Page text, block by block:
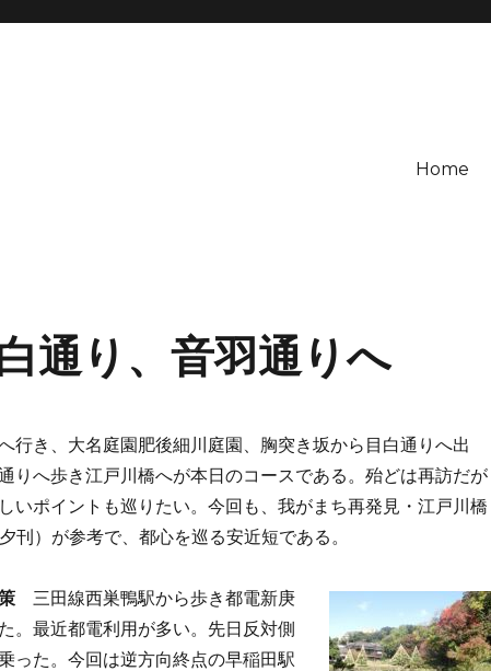
Home
通り、音羽通りへ
行き、大名庭園肥後細川庭園、胸突き坂から目白通りへ出
りへ歩き江戸川橋へが本日のコースである。殆どは再訪だが
いポイントも巡りたい。今回も、我がまち再発見・江戸川橋
刊）が参考で、都心を巡る安近短である。
三田線西巣鴨駅から歩き都電新庚
。最近都電利用が多い。先日反対側
った。今回は逆方向終点の早稲田駅